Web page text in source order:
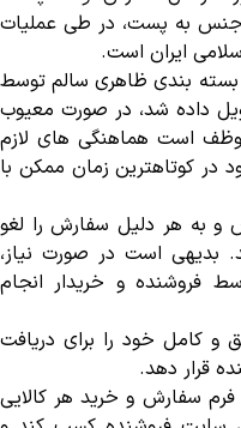
جنس به پست، در طی عملیات
ایران است.
بسته بندی ظاهری سالم توسط
داده شد، در صورت معیوب
است هماهنگی های لازم
در کوتاهترین زمان ممکن با
و به هر دلیل سفارش را لغو
بدیهی است در صورت نیاز،
فروشنده و خریدار انجام
و کامل خود را برای دریافت
قرار دهد.
سفارش و خرید هر کالایی